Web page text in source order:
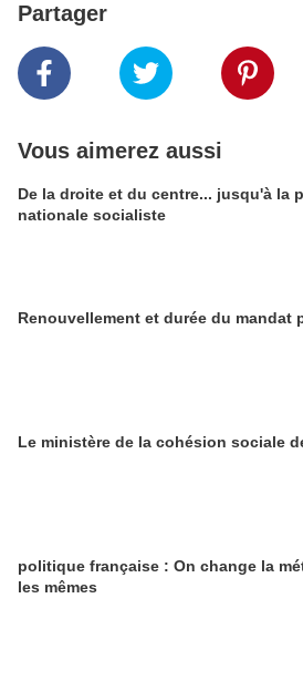
Partager
Vous aimerez aussi
De la droite et du centre... jusqu'à la
nationale socialiste
Renouvellement et durée du mandat
Le ministère de la cohésion sociale
politique française : On change la
les mêmes